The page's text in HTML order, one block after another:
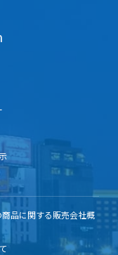
品に関する販売会社概